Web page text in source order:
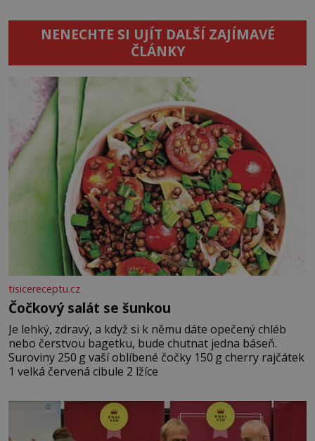
NENECHTE SI UJÍT DALŠÍ ZAJÍMAVÉ
ČLÁNKY
tisicereceptu.cz
Čočkový salát se šunkou
Je lehký, zdravý, a když si k němu dáte opečený chléb
nebo čerstvou bagetku, bude chutnat jedna báseň.
Suroviny 250 g vaší oblíbené čočky 150 g cherry rajčátek
1 velká červená cibule 2 lžíce